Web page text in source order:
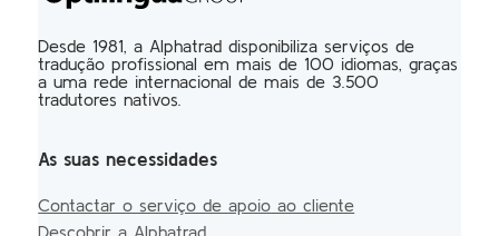
Desde 1981, a Alphatrad disponibiliza serviços de
tradução profissional em mais de 100 idiomas, graças
a uma rede internacional de mais de 3.500
tradutores nativos.
As suas necessidades
Contactar o serviço de apoio ao cliente
Descobrir a Alphatrad